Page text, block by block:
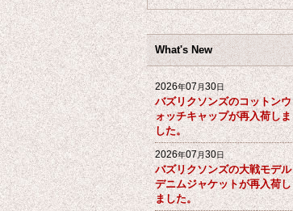
What's New
2026年07月30日
バズリクソンズのコットンウ
ォッチキャップが再入荷しま
した。
2026年07月30日
バズリクソンズの大戦モデル
デニムジャケットが再入荷し
ました。